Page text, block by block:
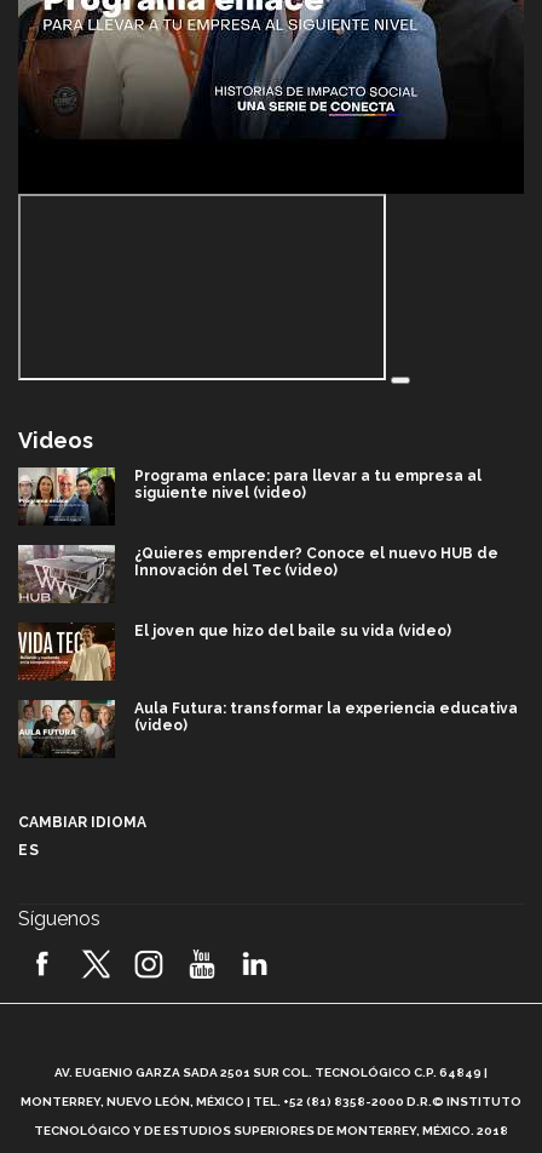
Videos
Programa enlace: para llevar a tu empresa al
siguiente nivel (video)
¿Quieres emprender? Conoce el nuevo HUB de
Innovación del Tec (video)
El joven que hizo del baile su vida (video)
Aula Futura: transformar la experiencia educativa
(video)
2026! (video)
¿Cómo es el Modelo Educativo Tec? (video)
CAMBIAR IDIOMA
ES
Síguenos
AV. EUGENIO GARZA SADA 2501 SUR COL. TECNOLÓGICO C.P. 64849 |
MONTERREY, NUEVO LEÓN, MÉXICO | TEL. +52 (81) 8358-2000 D.R.© INSTITUTO
TECNOLÓGICO Y DE ESTUDIOS SUPERIORES DE MONTERREY, MÉXICO. 2018